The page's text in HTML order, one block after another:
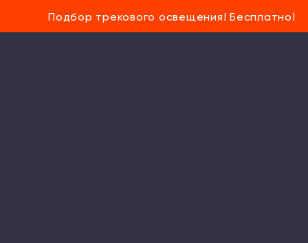
Подбор трекового освещения! Бесплатно!